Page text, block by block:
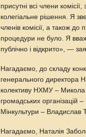
присутні всі члени
колегіальне рішення. Я
членів комісії, а також
процедури не було. Я
публічно і відкрито», —
Нагадаємо, до складу
генерального директора
колективу НХМУ –
громадських організацій
Мінкультури – Владислав
Нагадаємо, Наталія